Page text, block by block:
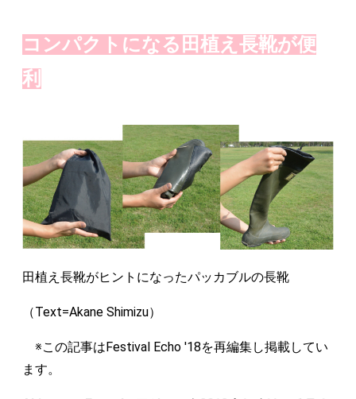
コンパクトになる田植え長靴が便
利
田植え長靴がヒントになったパッカブルの長靴
（Text=Akane Shimizu）
※この記事はFestival Echo '18を再編集し掲載してい
ます。